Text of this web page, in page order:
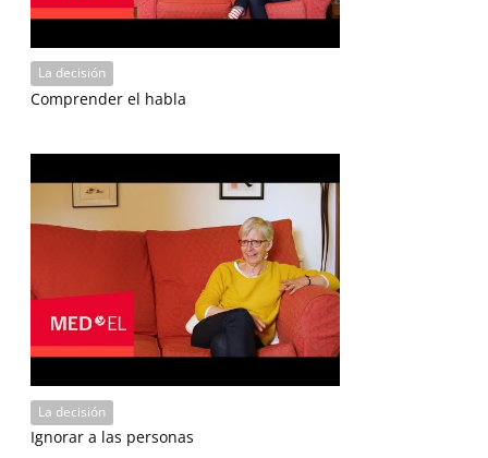
La decisión
Comprender el habla
La decisión
Ignorar a las personas